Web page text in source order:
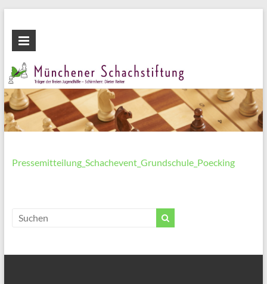
Inhalt
wechseln
Münchener
Schachstiftung
Fördern
durch
Schach
Pressemitteilung_Schachevent_Grundschule_Poecking